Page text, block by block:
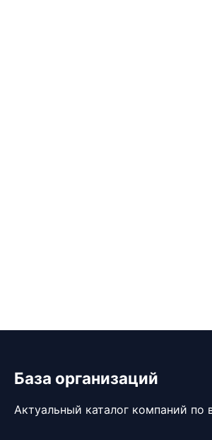
База организаций
Актуальный каталог компаний по